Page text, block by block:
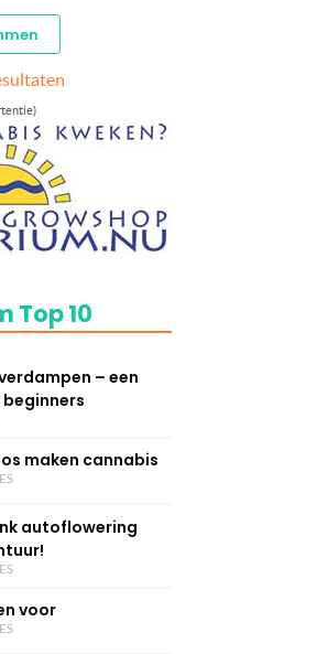
Top 10
– een
maken cannabis
autoflowering
voor